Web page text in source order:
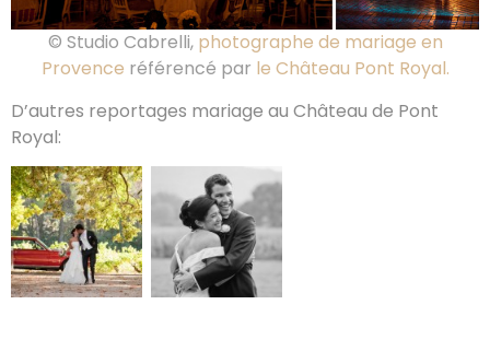
© Studio Cabrelli, photographe de mariage en
Provence référencé par le Château Pont Royal.
D’autres reportages mariage au Château de Pont
Royal: